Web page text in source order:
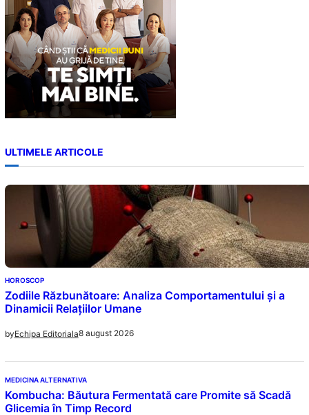
ULTIMELE ARTICOLE
HOROSCOP
Zodiile Răzbunătoare: Analiza Comportamentului și a
Dinamicii Relațiilor Umane
byEchipa Editoriala8 august 2026
MEDICINA ALTERNATIVA
Kombucha: Băutura Fermentată care Promite să Scadă
Glicemia în Timp Record